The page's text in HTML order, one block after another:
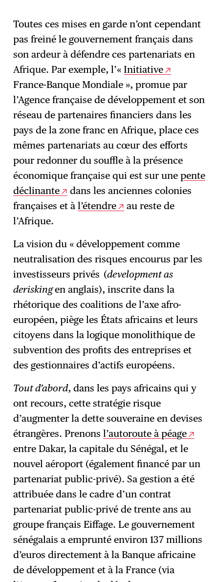
Toutes ces mises en garde n’ont cependant
pas freiné le gouvernement français dans
son ardeur à défendre ces partenariats en
Afrique. Par exemple, l’«Initiative
France-Banque Mondiale », promue par
l’Agence française de développement et son
réseau de partenaires financiers dans les
pays de la zone franc en Afrique, place ces
mêmes partenariats au cœur des efforts
pour redonner du souffle à la présence
économique française qui est sur unepente
déclinante
dans les anciennes colonies
françaises et àl’étendre
au reste de
l’Afrique.
La vision du « développement comme
neutralisation des risques encourus par les
investisseurs privés (development as
deriskingen anglais), inscrite dans la
rhétorique des coalitions de l’axe afro-
européen, piège les États africains et leurs
citoyens dans la logique monolithique de
subvention des profits des entreprises et
des gestionnaires d’actifs européens.
Tout d’abord, dans les pays africains qui y
ont recours, cette stratégie risque
d’augmenter la dette souveraine en devises
étrangères. Prenonsl’autoroute à péage
entre Dakar, la capitale du Sénégal, et le
nouvel aéroport (également financé par un
partenariat public-privé). Sa gestion a été
attribuée dans le cadre d’un contrat
partenariat public-privé de trente ans au
groupe français Eiffage. Le gouvernement
sénégalais a emprunté environ 137 millions
d’euros directement à la Banque africaine
de développement et à la France (via